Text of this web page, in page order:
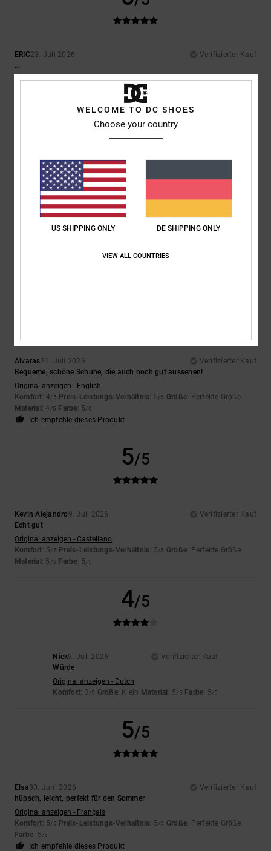
ERIC23. Juli 2026
Verifizierter Kauf
...
Original anzeigen - Français
Preis-Leistungs-Verhältnis
Ich empfehle dieses Produkt
23. Juli 2026
Sehr bequem
Original anzeigen - Français
Aivaras21. Juli 2026
Verifizierter Kauf
Bequeme, schöne Schuhe, die auch noch gut aussehen!
Original anzeigen - English
Komfort: 4/5 Preis-Leistungs-Verhältnis: 5/5 Größe: Perfekte Größe
Material: 4 /5 Farbe: 5/5
Ich empfehle dieses Produkt
5/5
Kevin Alejandro9. Juli 2026
Verifizierter Kauf
Echt gut
Original anzeigen - Castellano
Komfort: 5/5 Preis-Leistungs-Verhältnis: 5/5 Größe: Perfekte Größe
Material: 5 /5 Farbe: 5/5
4/5
Niek9. Juli 2026
Verifizierter Kauf
Würde
Original anzeigen - Dutch
Komfort: 3/5 Größe: Klein Material : 5/5 Farbe: 5/5
5/5
Elsa30. Juni 2026
Verifizierter Kauf
hübsch, leicht, perfekt für den Sommer
Original anzeigen - Français
Komfort: 5/5 Preis-Leistungs-Verhältnis: 5/5 Größe: Perfekte Größe
Farbe: 5/5
Ich empfehle dieses Produkt
WELCOME TO DC SHOES
Choose your country
US SHIPPING ONLY DE SHIPPING ONLY
VIEW ALL COUNTRIES